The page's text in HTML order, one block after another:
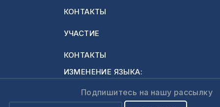
«завтра»‎, но из-за
Пожалуйста,
поверьте мне, я
больше не могу
КОНТАКТЫ
УЧАСТИЕ
КОНТАКТЫ
ИЗМЕНЕНИЕ ЯЗЫКА:
Подпишитесь на нашу рассылку